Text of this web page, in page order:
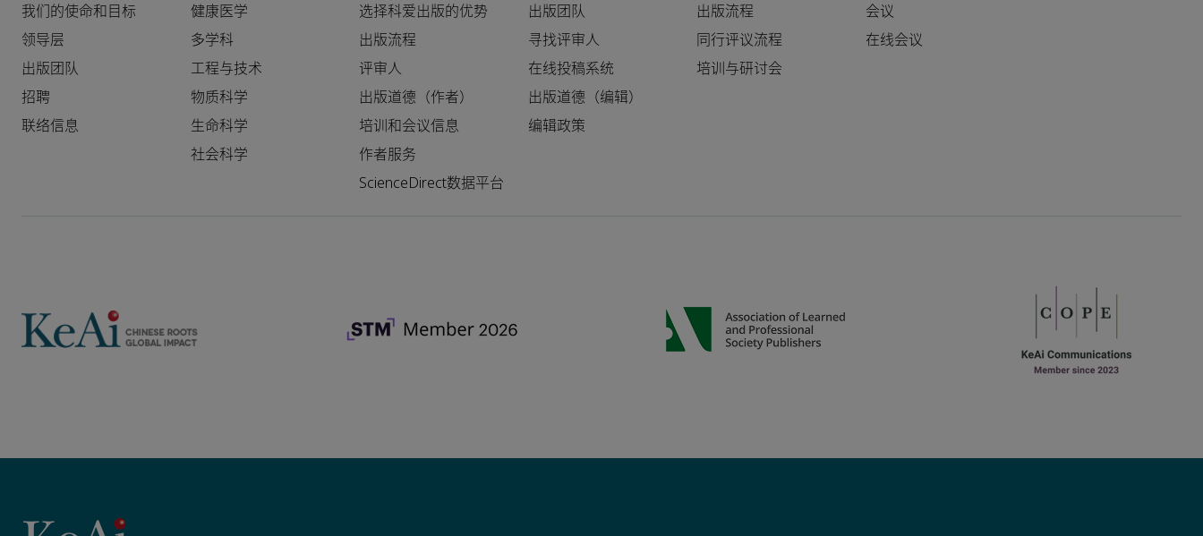
我们的使命和目标
领导层
出版团队
招聘
联络信息
健康医学
多学科
工程与技术
物质科学
生命科学
社会科学
选择科爱出版的优势
出版流程
评审人
出版道德（作者）
培训和会议信息
作者服务
ScienceDirect数据平台
出版团队
寻找评审人
在线投稿系统
出版道德（编辑）
编辑政策
出版流程
同行评议流程
培训与研讨会
会议
在线会议